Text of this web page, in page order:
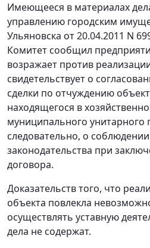
Имеющееся в материалах
управлению городским
Ульяновска от 20.04.2011 N
Комитет сообщил
возражает против
свидетельствует о
сделки по отчуждению
находящегося в
муниципального унитарного
следовательно, о
законодательства при
договора.
Доказательств того, что
объекта повлекла
осуществлять уставную
дела не содержат.